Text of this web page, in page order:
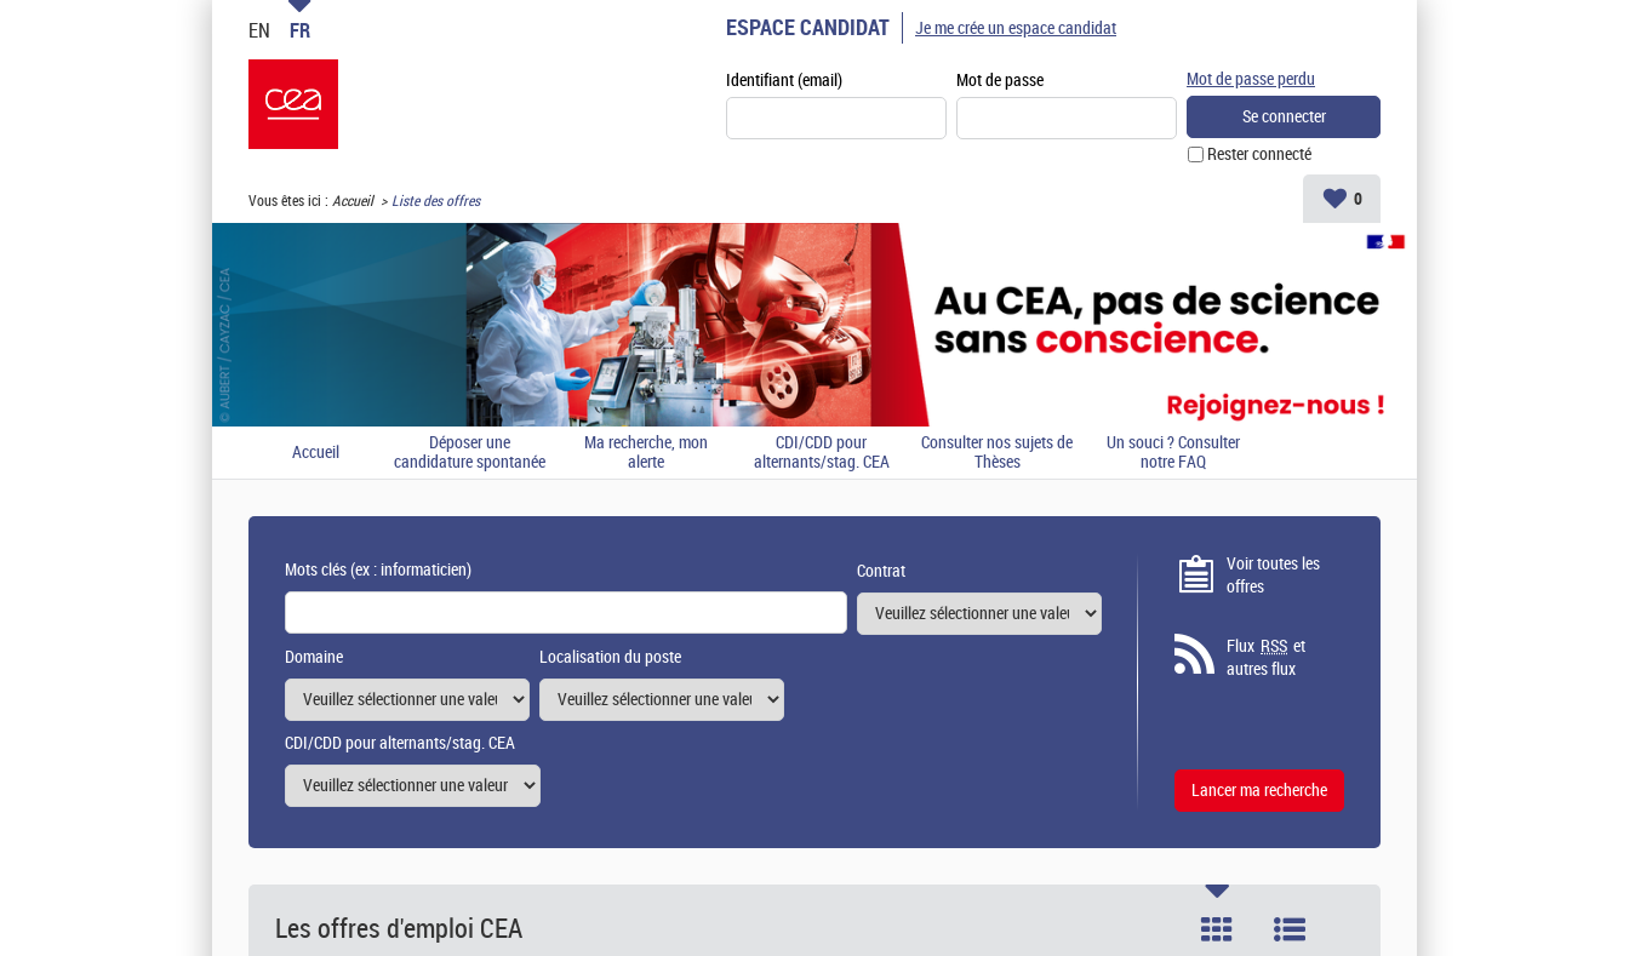
EN FR ESPACE CANDIDAT
Identifiant (email) Mot de passe
Rester connecté
Mot de passe perdu
Je me crée un espace candidat
Vous êtes ici : Accueil Liste des offres 0
Accueil
Déposer une
candidature spontanée
Ma recherche, mon
alerte
CDI/CDD pour
alternants/stag. CEA
Consulter nos sujets de
Thèses
Un souci ? Consulter
notre FAQ
Mots clés(ex : informaticien) Contrat
Domaine Localisation du poste
CDI/CDD pour alternants/stag. CEA
Voir toutes les
offres
Flux RSS et
autres flux
Les offres d'emploi CEA